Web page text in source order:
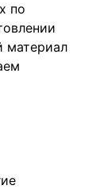
по
материал